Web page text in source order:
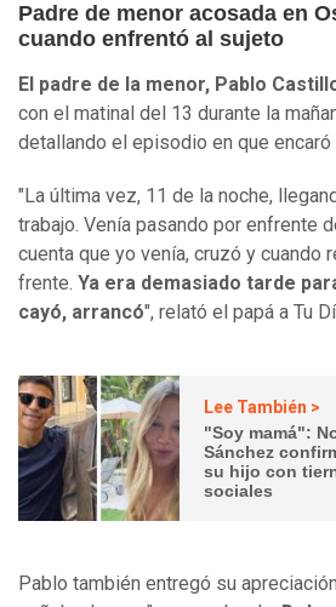
Padre de menor acosada en
cuando enfrentó al sujeto
El padre de la menor, Pablo
con el matinal del 13 durante la
detallando el episodio en que encaró
"La última vez, 11 de la noche,
trabajo. Venía pasando por enfrente
cuenta que yo venía, cruzó y cuando
frente. Ya era demasiado tarde
cayó, arrancó", relató el papá a Tu
Lee También >
"Soy mamá":
Sánchez
su hijo con
sociales
Pablo también entregó su